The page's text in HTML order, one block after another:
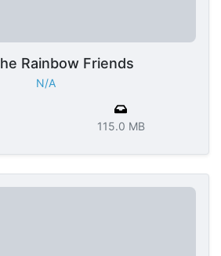
Rainbow Friends
N/A
115.0 MB